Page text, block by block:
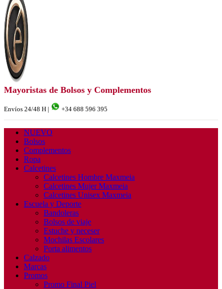
Mayoristas de Bolsos y Complementos
Envíos 24/48 H | +34 688 596 395
NUEVO
Bolsos
Complementos
Ropa
Calcetines
Calcetines Hombre Maxmeia
Calcetines Mujer Maxmeia
Calcetines Unisex Maxmeia
Escuela y Deporte
Bandoleras
Bolsos de viaje
Estuche y neceser
Mochilas Escolares
Porta alimentos
Calzado
Marcas
Promos
Promo Final Piel